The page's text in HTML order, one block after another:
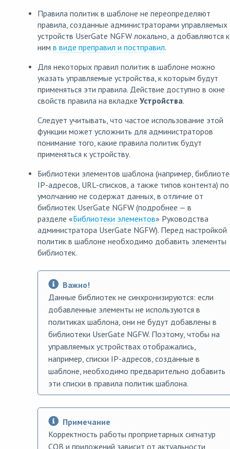
Правила политик в шаблоне не переопределяют
правила, созданные администраторами управляемых
устройств UserGate NGFW локально, а добавляются к
ним в виде преправил и постправил.
Для некоторых правил политик в шаблоне можно
указать управляемые устройства, к которым будут
применяться эти правила. Действие доступно в окне
свойств правила на вкладке Устройства.
Следует учитывать, что частое использование этой
функции может усложнить для администраторов
понимание того, какие правила политик будут
применяться к устройству.
Библиотеки элементов шаблона (например,
IP-адресов, URL-списков, а также типов контента) по
умолчанию не содержат данных, в отличие от
библиотек UserGate NGFW (подробнее — в
разделе «Библиотеки элементов» Руководства
администратора UserGate NGFW). Перед настройкой
политик в шаблоне необходимо добавить элементы
библиотек.
Важно!
Данные библиотек не синхронизируются: если
добавленные элементы не используются в
политиках шаблона, они не будут добавлены в
библиотеки UserGate NGFW. Поэтому, чтобы на
управляемых устройствах отображались,
например, списки IP-адресов, созданные в
шаблоне, необходимо предварительно добавить
эти списки в правила политик шаблона.
Примечание
Корректность работы проприетарных сигнатур
СОВ и приложений зависит от актуальности